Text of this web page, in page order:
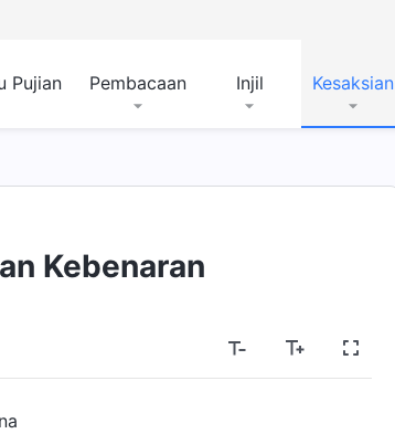
Pujian Pembacaan Injil Kesaksian
Kebenaran